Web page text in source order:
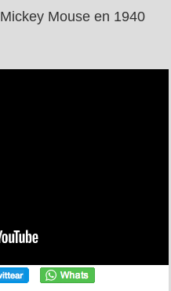
Mouse en 1940